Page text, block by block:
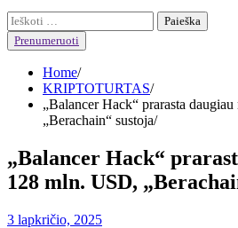
Ieškoti:
Prenumeruoti
Home
KRIPTOTURTAS
„Balancer Hack“ prarasta
„Berachain“ sustoja
„Balancer Hack“
128 mln. USD,
3 lapkričio, 2025